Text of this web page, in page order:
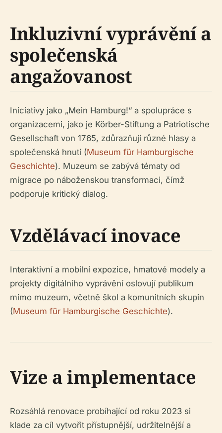
Inkluzivní vyprávění a
společenská
angažovanost
Iniciativy jako „Mein Hamburg!“ a spolupráce s
organizacemi, jako je Körber-Stiftung a Patriotische
Gesellschaft von 1765, zdůrazňují různé hlasy a
společenská hnutí (Museum für Hamburgische
Geschichte). Muzeum se zabývá tématy od
migrace po náboženskou transformaci, čímž
podporuje kritický dialog.
Vzdělávací inovace
Interaktivní a mobilní expozice, hmatové modely a
projekty digitálního vyprávění oslovují publikum
mimo muzeum, včetně škol a komunitních skupin
(Museum für Hamburgische Geschichte).
Vize a implementace
Rozsáhlá renovace probíhající od roku 2023 si
klade za cíl vytvořit přístupnější, udržitelnější a